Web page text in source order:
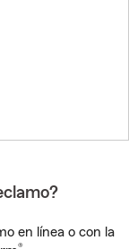
en línea o con la
®